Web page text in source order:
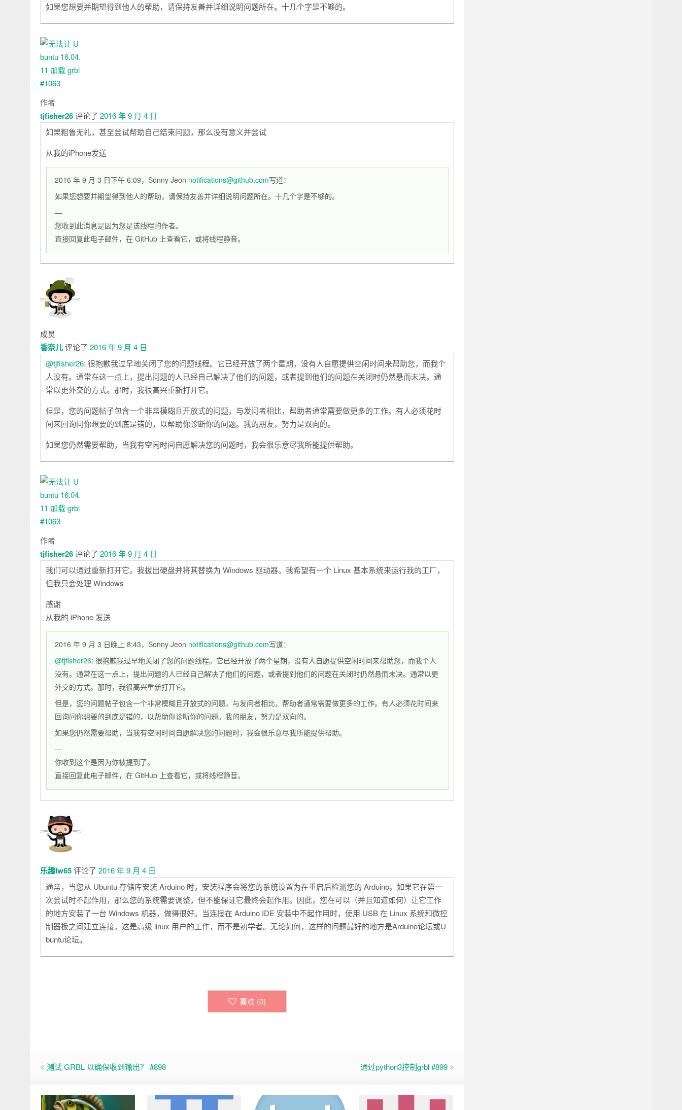
如果您想要并期望得到他人的帮助，请保持友善并详细说明问题所在。十几个字是不够的。
作者
tjfisher26评论了 2016 年 9 月 4 日
如果粗鲁无礼，甚至尝试帮助自己结束问题，那么没有意义并尝试
从我的iPhone发送
2016 年 9 月 3 日下午 6:09，Sonny Jeon notifications@github.com写道：
如果您想要并期望得到他人的帮助，请保持友善并详细说明问题所在。十几个字是不够的。
—
您收到此消息是因为您是该线程的作者。
直接回复此电子邮件，在 GitHub 上查看它，或将线程静音。
成员
香奈儿评论了 2016 年 9 月 4 日
@tjfisher26: 很抱歉我过早地关闭了您的问题线程。它已经开放了两个星期，没有人自愿提供空闲时间来帮助您，而我个
人没有。通常在这一点上，提出问题的人已经自己解决了他们的问题，或者提到他们的问题在关闭时仍然悬而未决。通
常以更外交的方式。那时，我很高兴重新打开它。
但是，您的问题帖子包含一个非常模糊且开放式的问题，与发问者相比，帮助者通常需要做更多的工作。有人必须花时
间来回询问你想要的到底是错的，以帮助你诊断你的问题。我的朋友，努力是双向的。
如果您仍然需要帮助，当我有空闲时间自愿解决您的问题时，我会很乐意尽我所能提供帮助。
作者
tjfisher26评论了 2016 年 9 月 4 日
我们可以通过重新打开它。我拔出硬盘并将其替换为 Windows 驱动器。我希望有一个 Linux 基本系统来运行我的工厂，
但我只会处理 Windows
感谢
从我的 iPhone 发送
2016 年 9 月 3 日晚上 8:43，Sonny Jeon notifications@github.com写道：
@tjfisher26: 很抱歉我过早地关闭了您的问题线程。它已经开放了两个星期，没有人自愿提供空闲时间来帮助您，而我个人
没有。通常在这一点上，提出问题的人已经自己解决了他们的问题，或者提到他们的问题在关闭时仍然悬而未决。通常以更
外交的方式。那时，我很高兴重新打开它。
但是，您的问题帖子包含一个非常模糊且开放式的问题，与发问者相比，帮助者通常需要做更多的工作。有人必须花时间来
回询问你想要的到底是错的，以帮助你诊断你的问题。我的朋友，努力是双向的。
如果您仍然需要帮助，当我有空闲时间自愿解决您的问题时，我会很乐意尽我所能提供帮助。
—
你收到这个是因为你被提到了。
直接回复此电子邮件，在 GitHub 上查看它，或将线程静音。
乐趣lw65评论了 2016 年 9 月 4 日
通常，当您从 Ubuntu 存储库安装 Arduino 时，安装程​​序会将您的系统设置为在重启后检测您的 Arduino。如果它在第一
次尝试时不起作用，那么您的系统需要调整，但不能保证它最终会起作用。因此，您在可以（并且知道如何）让它工作
的地方安装了一台 Windows 机器，做得很好。当连接在 Arduino IDE 安装中不起作用时，使用 USB 在 Linux 系统和微控
制器板之间建立连接，这是高级 linux 用户的工作，而不是初学者。无论如何，这样的问题最好的地方是Arduino论坛或U
buntu论坛。
喜欢 (0)
测试 GRBL 以确保收到输出？ #898 通过python3控制grbl #899